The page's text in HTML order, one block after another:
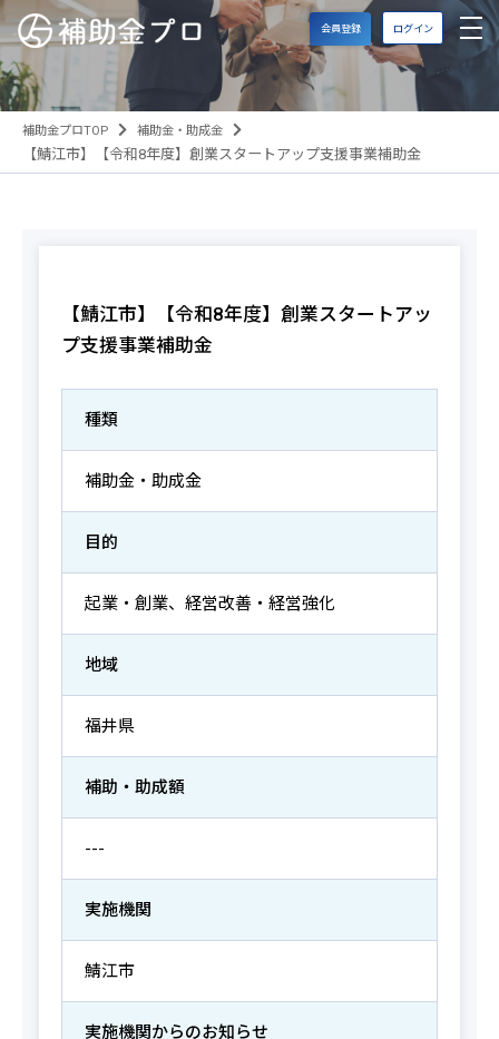
会員登録 ログイン
補助金プロTOP 補助金・助成金
【鯖江市】【令和8年度】創業スタートアップ支援事業補助金
【鯖江市】【令和8年度】創業スタートアッ
プ支援事業補助金
種類
補助金・助成金
目的
起業・創業、経営改善・経営強化
地域
福井県
補助・助成額
---
実施機関
鯖江市
実施機関からのお知らせ